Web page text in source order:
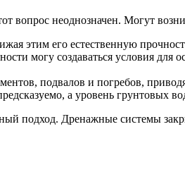
вопрос неоднозначен. Могут
этим его естественную
могу создаваться условия
подвалов и погребов,
а уровень грунтовых
подход. Дренажные системы